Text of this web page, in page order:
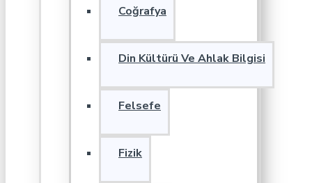
Coğrafya
Din Kültürü Ve Ahlak Bilgisi
Felsefe
Fizik